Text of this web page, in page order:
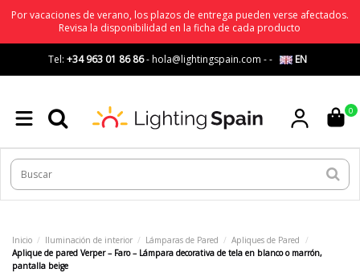
Por vacaciones de verano, los plazos de entrega pueden verse afectados.
Revisa la disponibilidad en la ficha de cada producto
Tel: +34 963 01 86 86-hola@lightingspain.com -- EN
0
Inicio Iluminación de interior Lámparas de Pared
Apliques de Pared
Aplique de pared Verper – Faro – Lámpara decorativa de tela en blanco o marrón,
pantalla beige